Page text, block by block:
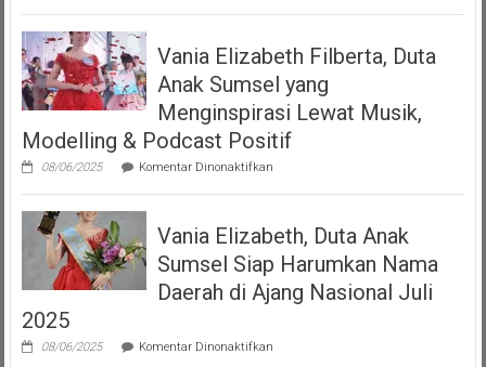
Serahkan
Operasional
Kepada
Dua
LMK
Produser
Fonogram
Vania Elizabeth Filberta, Duta
Anak Sumsel yang
Menginspirasi Lewat Musik,
Modelling & Podcast Positif
08/06/2025 Komentar Dinonaktifkan
Elizabeth
Duta
Anak
Sumsel
Menginspirasi
Modelling
Vania Elizabeth, Duta Anak
Sumsel Siap Harumkan Nama
Daerah di Ajang Nasional Juli
2025
08/06/2025 Komentar Dinonaktifkan